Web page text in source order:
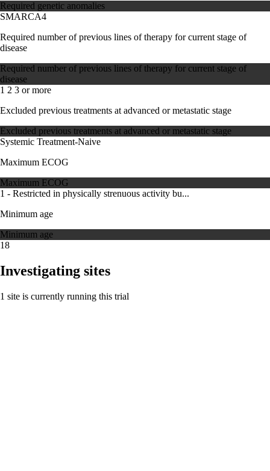
Required genetic anomalies
SMARCA4
Required number of previous lines of therapy for current stage of
disease
Required number of previous lines of therapy for current stage of
disease
1 2 3 or more
Excluded previous treatments at advanced or metastatic stage
Excluded previous treatments at advanced or metastatic stage
Systemic Treatment-Naive
Maximum ECOG
Maximum ECOG
1 - Restricted in physically strenuous activity bu...
Minimum age
Minimum age
18
Investigating sites
1 site is currently running this trial